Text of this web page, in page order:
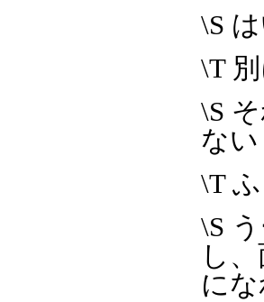
\S
\T
\S
な
\T
\S
し
に